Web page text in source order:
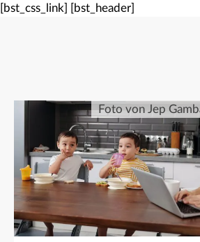
[bst_css_link] [bst_header]
Foto von Jep